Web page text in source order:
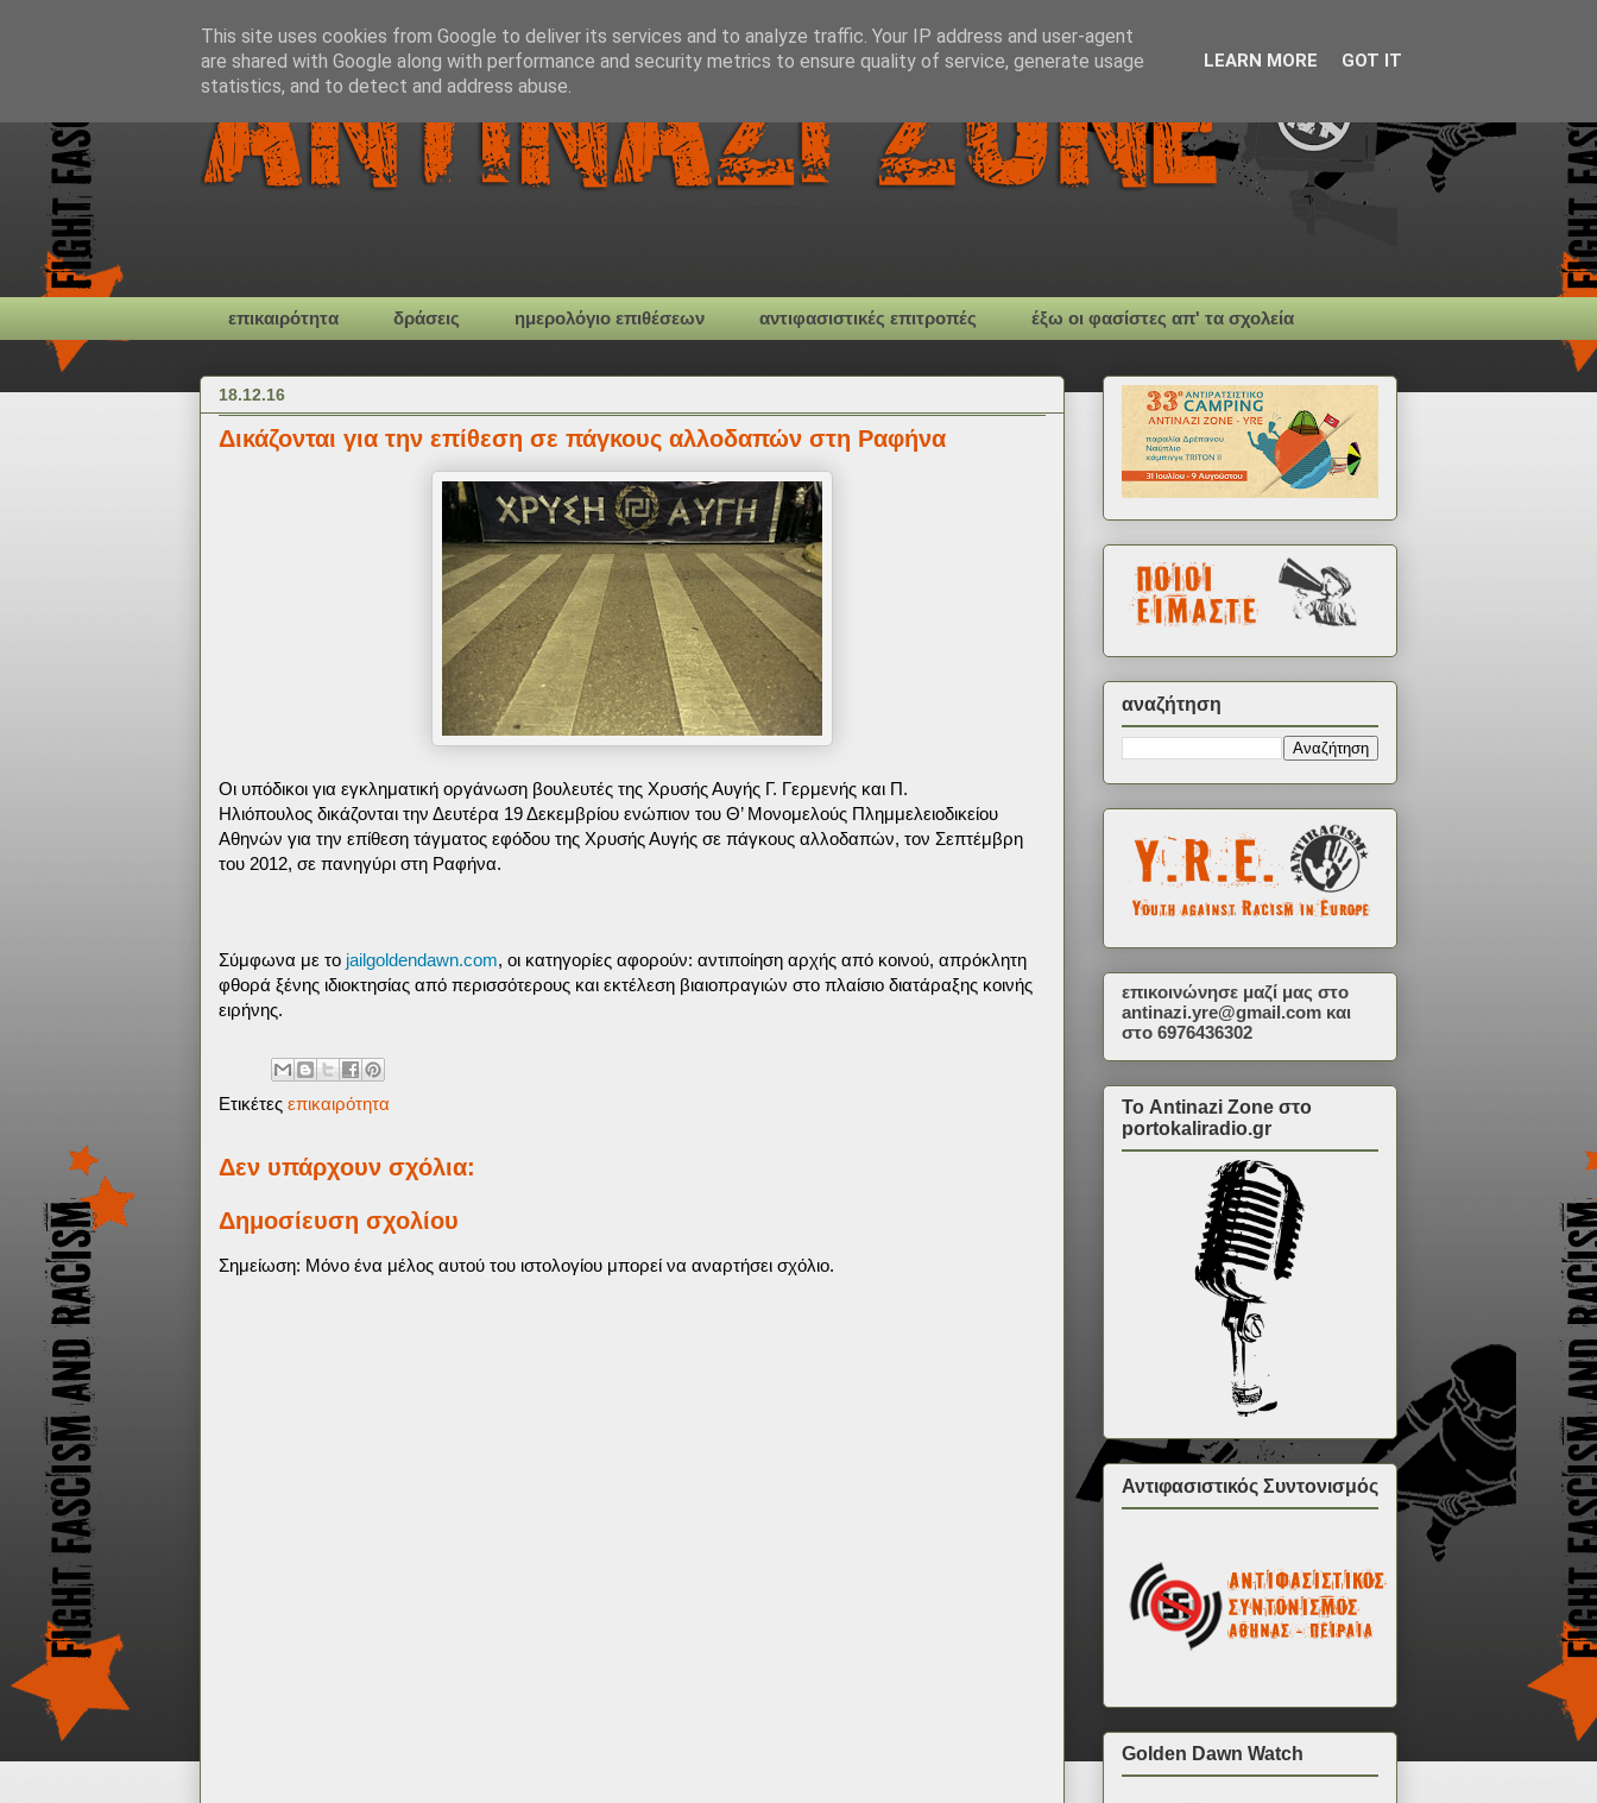
επικαιρότητα δράσεις ημερολόγιο επιθέσεων αντιφασιστικές επιτροπές έξω οι φασίστες απ' τα σχολεία
18.12.16
Δικάζονται για την επίθεση σε πάγκους αλλοδαπών στη Ραφήνα
Οι υπόδικοι για εγκληματική οργάνωση βουλευτές της Χρυσής Αυγής Γ. Γερμενής και Π.
Ηλιόπουλος δικάζονται την Δευτέρα 19 Δεκεμβρίου ενώπιον του Θ’ Μονομελούς Πλημμελειοδικείου
Αθηνών για την επίθεση τάγματος εφόδου της Χρυσής Αυγής σε πάγκους αλλοδαπών, τον Σεπτέμβρη
του 2012, σε πανηγύρι στη Ραφήνα.
Σύμφωνα με το jailgoldendawn.com, οι κατηγορίες αφορούν: αντιποίηση αρχής από κοινού, απρόκλητη
φθορά ξένης ιδιοκτησίας από περισσότερους και εκτέλεση βιαιοπραγιών στο πλαίσιο διατάραξης κοινής
ειρήνης.
Ετικέτες επικαιρότητα
Δεν υπάρχουν σχόλια:
Δημοσίευση σχολίου
Σημείωση: Μόνο ένα μέλος αυτού του ιστολογίου μπορεί να αναρτήσει σχόλιο.
αναζήτηση
επικοινώνησε μαζί μας στο
antinazi.yre@gmail.com και
στο 6976436302
Το Antinazi Zone στο
portokaliradio.gr
Αντιφασιστικός Συντονισμός
Golden Dawn Watch
This site uses cookies from Google to deliver its services and to analyze traffic. Your IP address and user-agent
are shared with Google along with performance and security metrics to ensure quality of service, generate usage
statistics, and to detect and address abuse.
LEARN MORE GOT IT